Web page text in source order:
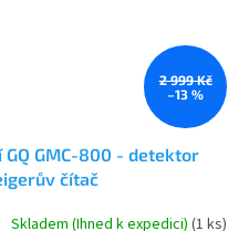
2 999 Kč
–13 %
GMC-800 - detektor
čítač
Skladem (Ihned k expedici)(1 ks)